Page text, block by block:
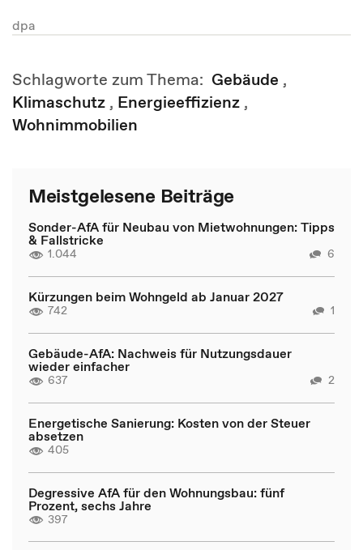
dpa
Schlagworte zum Thema: Gebäude ,
Klimaschutz , Energieeffizienz ,
Wohnimmobilien
Meistgelesene Beiträge
Sonder-AfA für Neubau von Mietwohnungen: Tipps
& Fallstricke
1.044 6
Kürzungen beim Wohngeld ab Januar 2027
742 1
Gebäude-AfA: Nachweis für Nutzungsdauer
wieder einfacher
637 2
Energetische Sanierung: Kosten von der Steuer
absetzen
405
Degressive AfA für den Wohnungsbau: fünf
Prozent, sechs Jahre
397